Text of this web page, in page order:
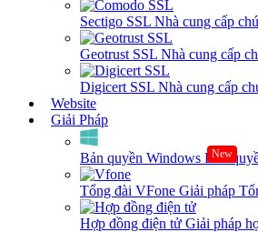
Sectigo SSL Nhà cung cấp
Geotrust SSL Nhà cung cấp
Digicert SSL Nhà cung cấp
Website
Giải Pháp
Bản quyền Windows New
Bản
Tổng đài VFone Giải pháp
Hợp đồng điện tử Giải pháp